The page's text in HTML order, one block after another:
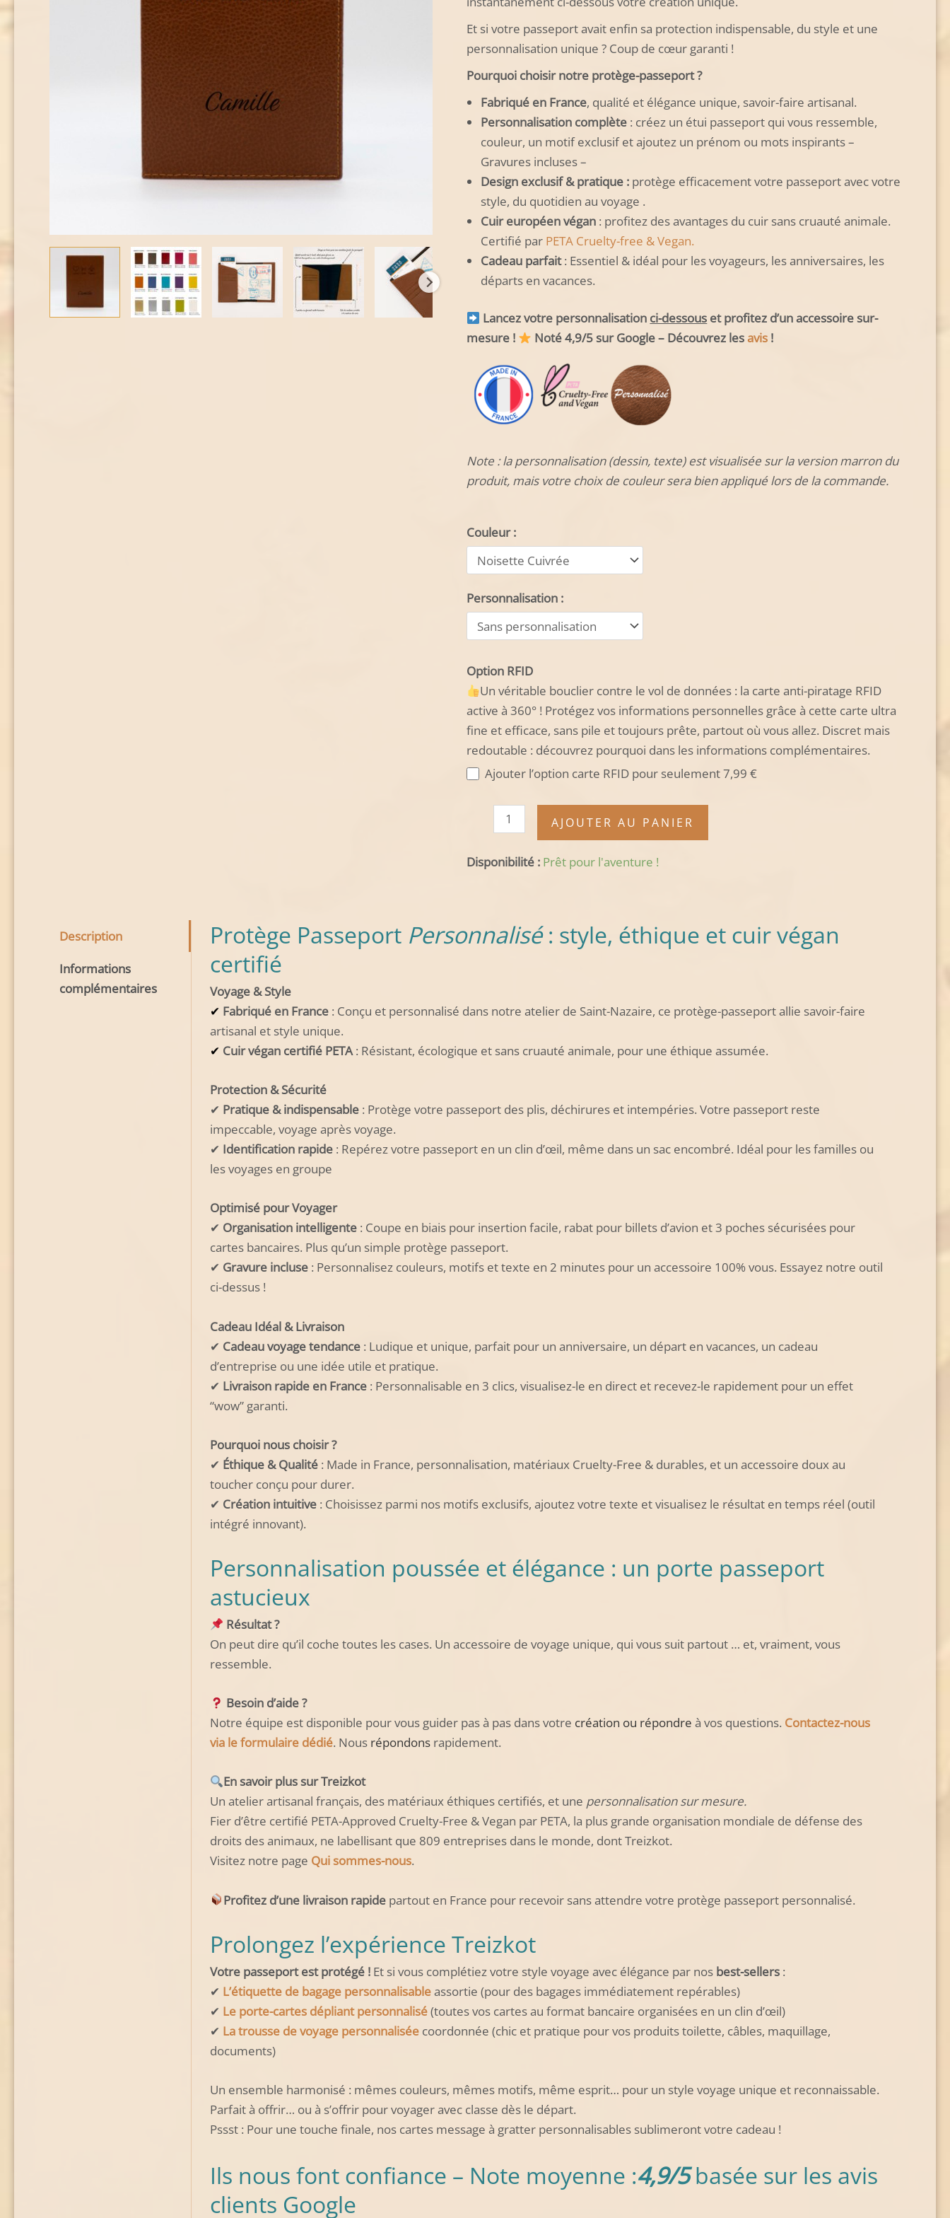
Et si votre passeport avait enfin sa protection indispensable, du style et une
personnalisation unique ? Coup de cœur garanti !
Pourquoi choisir notre protège-passeport ?
Fabriqué en France, qualité et élégance unique, savoir-faire artisanal.
Personnalisation complète: créez un étui passeport qui vous ressemble,
couleur, un motif exclusif et ajoutez un prénom ou mots inspirants –
Gravures incluses –
Design exclusif & pratique : protège efficacement votre passeport avec votre
style, du quotidien au voyage .
Cuir européen végan: profitez des avantages du cuir sans cruauté animale.
Certifié par PETA Cruelty-free & Vegan.
Cadeau parfait: Essentiel & idéal pour les voyageurs, les anniversaires, les
départs en vacances.
Lancez votre personnalisation ci-dessous et profitez d’un accessoire sur-
mesure !
Noté 4,9/5 sur Google – Découvrez lesavis !
Note : la personnalisation (dessin, texte) est visualisée sur la version marron du
produit, mais votre choix de couleur sera bien appliqué lors de la commande.
Couleur :
Personnalisation :
Option RFID
Un véritable bouclier contre le vol de données : la carte anti-piratage RFID
active à 360° ! Protégez vos informations personnelles grâce à cette carte ultra
fine et efficace, sans pile et toujours prête, partout où vous allez. Discret mais
redoutable : découvrez pourquoi dans les informations complémentaires.
Ajouter l’option carte RFID pour seulement7,99 €
AJOUTER AU PANIER
Disponibilité :Prêt pour l'aventure !
Description
Informations
complémentaires
Protège Passeport Personnalisé: style, éthique et cuir végan
certifié
Voyage & Style
✔ Fabriqué en France: Conçu et personnalisé dans notre atelier de Saint-Nazaire, ce protège-passeport allie savoir-faire
artisanal et style unique.
✔ Cuir végan certifié PETA: Résistant, écologique et sans cruauté animale, pour une éthique assumée.
Protection & Sécurité
✔ Pratique & indispensable: Protège votre passeport des plis, déchirures et intempéries. Votre passeport reste
impeccable, voyage après voyage.
✔ Identification rapide: Repérez votre passeport en un clin d’œil, même dans un sac encombré. Idéal pour les familles ou
les voyages en groupe
Optimisé pour Voyager
✔ Organisation intelligente: Coupe en biais pour insertion facile, rabat pour billets d’avion et 3 poches sécurisées pour
cartes bancaires. Plus qu’un simple protège passeport.
✔ Gravure incluse: Personnalisez couleurs, motifs et texte en 2 minutes pour un accessoire 100% vous. Essayez notre outil
ci-dessus !
Cadeau Idéal & Livraison
✔ Cadeau voyage tendance: Ludique et unique, parfait pour un anniversaire, un départ en vacances, un cadeau
d’entreprise ou une idée utile et pratique.
✔ Livraison rapide en France: Personnalisable en 3 clics, visualisez-le en direct et recevez-le rapidement pour un effet
“wow” garanti.
Pourquoi nous choisir ?
✔ Éthique & Qualité: Made in France, personnalisation, matériaux Cruelty-Free & durables, et un accessoire doux au
toucher conçu pour durer.
✔ Création intuitive: Choisissez parmi nos motifs exclusifs, ajoutez votre texte et visualisez le résultat en temps réel (outil
intégré innovant).
Personnalisation poussée et élégance : un porte passeport
astucieux
Résultat ?
On peut dire qu’il coche toutes les cases. Un accessoire de voyage unique, qui vous suit partout … et, vraiment, vous
ressemble.
Besoin d’aide ?
Notre équipe est disponible pour vous guider pas à pas dans votre création ou répondre à vos questions. Contactez-nous
via le formulaire dédié. Nous répondonsrapidement.
En savoir plus sur Treizkot
Un atelier artisanal français, des matériaux éthiques certifiés, et une personnalisation sur mesure.
Fier d’être certifié PETA-Approved Cruelty-Free & Vegan par PETA, la plus grande organisation mondiale de défense des
droits des animaux, ne labellisant que 809 entreprises dans le monde, dont Treizkot.
Visitez notre page Qui sommes-nous.
Profitez d’une livraison rapide partout en France pour recevoir sans attendre votre protège passeport personnalisé.
Prolongez l’expérience Treizkot
Votre passeport est protégé !Et si vous complétiez votre style voyage avec élégance par nos best-sellers:
✔ L’étiquette de bagage personnalisableassortie (pour des bagages immédiatement repérables)
✔ Le porte-cartes dépliant personnalisé(toutes vos cartes au format bancaire organisées en un clin d’œil)
✔ La trousse de voyage personnaliséecoordonnée (chic et pratique pour vos produits toilette, câbles, maquillage,
documents)
Un ensemble harmonisé : mêmes couleurs, mêmes motifs, même esprit… pour un style voyage unique et reconnaissable.
Parfait à offrir… ou à s’offrir pour voyager avec classe dès le départ.
Pssst : Pour une touche finale, nos cartes message à gratter personnalisables sublimeront votre cadeau !
Ils nous font confiance – Note moyenne :4,9/5basée sur les avis
clients Google